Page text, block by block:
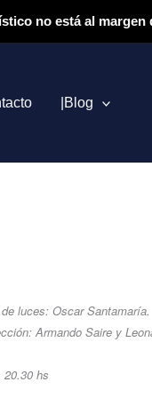
no está al margen
|Blog
luces: Oscar Santamaría.
Armando Saire y
20.30 hs